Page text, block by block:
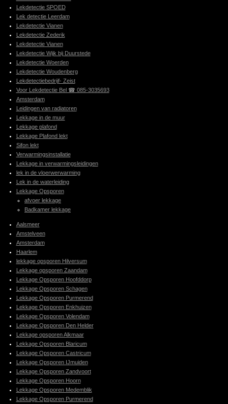
Lekdetectie SPOED
Lek detectie Leerdam
Lekdetectie Vianen
Lekdetectie Zederik
Lekdetectie Vianen
Lekdetectie Wijk bij Duurstede
Lekdetectie Woerden
Lekdetectie Woudenberg
Lekdetectiebedrijf- Zeist
Voor Lekdetectie Bel ☎ 085-3035693
Amsterdam
Leidingen van radiatoren
Lekkage in de muur
Lekkage plafond
Lekkage Plafond lekt
Sifon lekt
Verwarmingsinstallatie
Lekkage in verwarmingsleidingen
lek in de vloerwerwarming
Lek in de waterleiding
Lekkage Opsporen
afvoer lekkage
Badkamer lekkage
Aalsmeer
Amstelveen
Amsterdam
Haarlem
lekkage opsporen Hilversum
Lekkage opsporen Zaandam
Lekkage Opsporen Hoofddorp
Lekkage Opsporen Schagen
Lekkage Opsporen Purmerend
Lekkage Opsporen Enkhuizen
Lekkage Opsporen Volendam
Lekkage Opsporen Den Helder
Lekkage opsporen Alkmaar
Lekkage Opsporen Blaricum
Lekkage Opsporen Castricum
Lekkage Opsporen IJmuiden
Lekkage Opsporen Zandvoort
Lekkage Opsporen Hoorn
Lekkage Opsporen Medemblik
Lekkage Opsporen Purmerend